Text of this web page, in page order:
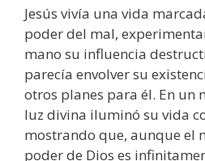
Jesús vivía una vida
poder del mal,
mano su influencia
parecía envolver su
otros planes para él. En un
luz divina iluminó su vida
mostrando que, aunque el
poder de Dios es